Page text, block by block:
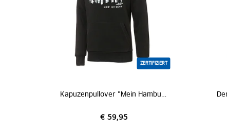
ZERTIFIZIERT
Kapuzenpullover "Mein Hamburg-Abschlach!"
€ 59,95